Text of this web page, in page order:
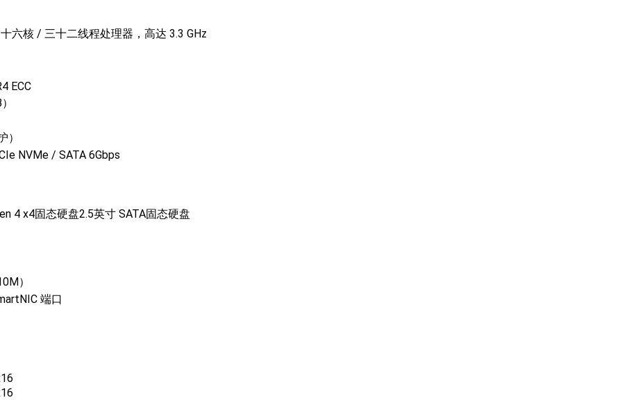
六核 / 三十二线程处理器，高达 3.3 GHz
ECC
）
NVMe / SATA 6Gbps
4 x4固态硬盘2.5英寸 SATA固态硬盘
）
端口